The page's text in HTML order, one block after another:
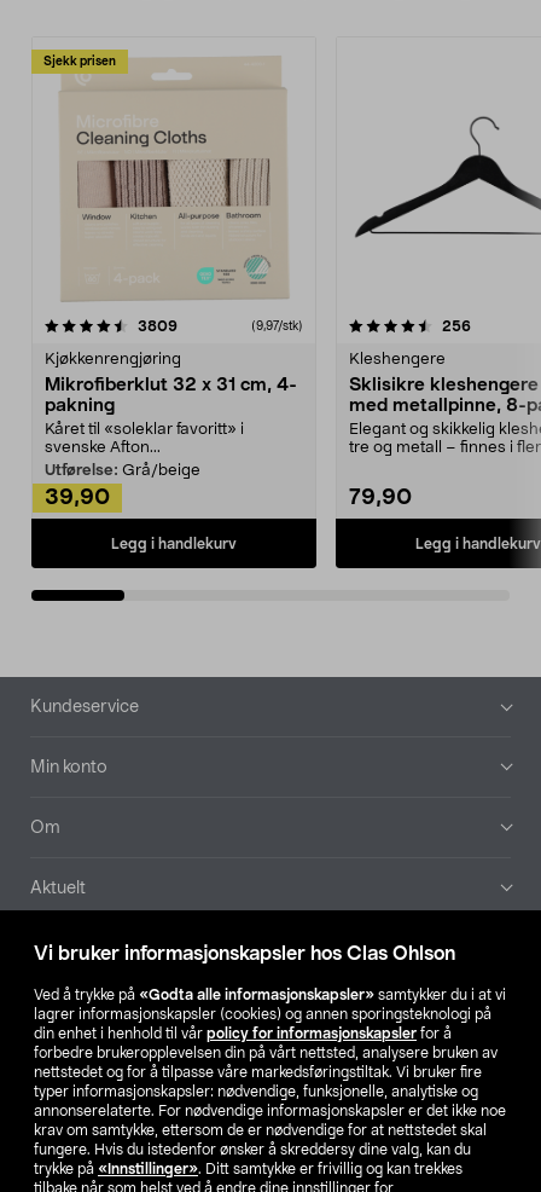
Vi bruker informasjonskapsler hos Clas Ohlson
Ved å trykke på «Godta alle informasjonskapsler» samtykker du i at vi
lagrer informasjonskapsler (cookies) og annen sporingsteknologi på
din enhet i henhold til vår policy for informasjonskapsler for å
forbedre brukeropplevelsen din på vårt nettsted, analysere bruken av
nettstedet og for å tilpasse våre markedsføringstiltak. Vi bruker fire
typer informasjonskapsler: nødvendige, funksjonelle, analytiske og
annonserelaterte. For nødvendige informasjonskapsler er det ikke noe
krav om samtykke, ettersom de er nødvendige for at nettstedet skal
fungere. Hvis du istedenfor ønsker å skreddersy dine valg, kan du
trykke på «Innstillinger». Ditt samtykke er frivillig og kan trekkes
tilbake når som helst ved å endre dine innstillinger for
Sjekk prisen
3809anmeldelser(9,97/stk)
Kjøkkenrengjøring
Mikrofiberklut 32 x 31 cm, 4-
pakning
Kåret til «soleklar favoritt» i
svenske Afton...
Utførelse: Grå/beige
39,90
Legg i handlekurv
4.5av 5 stjerner 256
Kleshengere
Sklisikre
med metallpinne, 8-
Elegant og skikkelig
tre og metall – finnes i
79,90
Legg i handlekurv
4.5av 5 stjerner
Bunntekst
Kundeservice
Min konto
Om
Aktuelt
Våre selskaper
Finn din butikk
SE NO FI